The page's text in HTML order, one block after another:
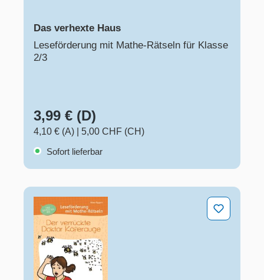
Das verhexte Haus
Leseförderung mit Mathe-Rätseln für Klasse
2/3
3,99 € (D)
4,10 € (A)
5,00 CHF (CH)
Sofort lieferbar
Der verrückte Doktor Käferauge